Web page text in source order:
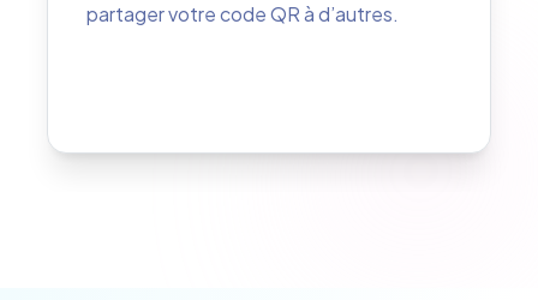
professionnels d'un seul clic.